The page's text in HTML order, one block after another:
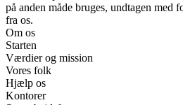
på anden måde bruges, undtagen med
fra os.
Om os
Starten
Værdier og mission
Vores folk
Hjælp os
Kontorer